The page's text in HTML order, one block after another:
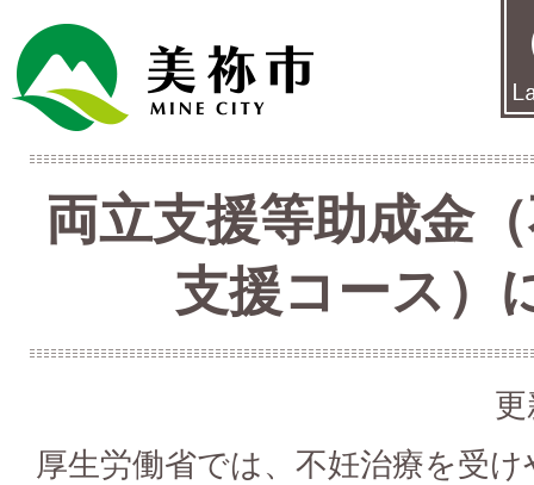
両立支援等助成金
支援コース）
厚生労働省では、不妊治療を受